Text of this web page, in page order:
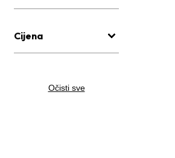
Cijena
Očisti sve